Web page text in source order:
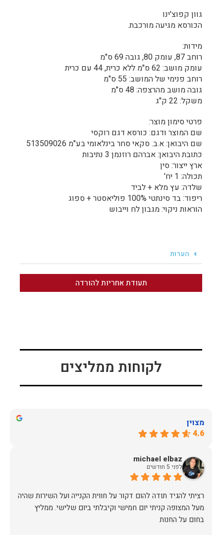
גוון קפוצ'ינו
הכורסא מגיעה מורכבת.
מידות:
רוחב 87, עומק 80, גובה 69 ס"מ
עומק מושב: 62 ס"מ ללא כרית, 44 עם כרית
רוחב פנימי של המושב: 55 ס"מ
גובה מושב מהרצפה: 48 ס"מ
משקל: 22 ק"ג
פרטי סימון מוצר:
שם המוצר ודגם: כורסא דגם רוקסי
שם היבואן: א.ב. סקאי סחר בינלאומי בע"מ 513509026
כתובת היבואן: אברהם רוזנמן 3 נתיבות
ארץ ייצור: סין
תכולה: 1 יח'
שלדה: עץ מלא + לביד
ריפוד: בד סינתטי 100% פוליאסטר + ספוג
הוראות ניקוי: מגבון לח וייבוש
הערות
תעודת אחריות להורדה
לקוחות ממליצים
מצוין
4.6
michael elbaz
לפני 5 חודשים
רציתי להגיד תודה להום דקור על חווית הקנייה ועל השירות שהיה
מעל המצופה קניתי יום חמישי וקיבלתי ביום שלישי. ממליץ
בחום על החנות